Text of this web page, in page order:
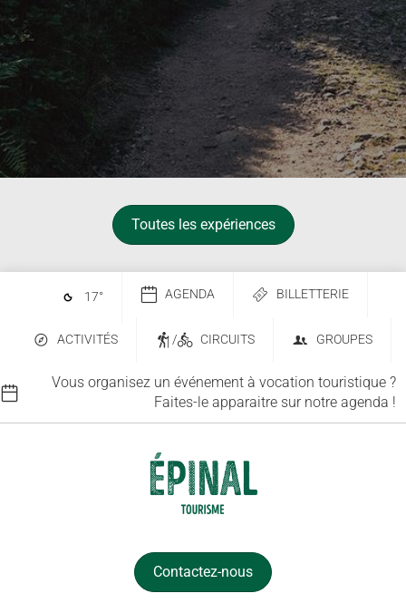
Toutes les expériences
17° AGENDA BILLETTERIE
ACTIVITÉS / CIRCUITS GROUPES
Vous organisez un événement à vocation touristique ?
Faites-le apparaitre sur notre agenda !
Contactez-nous